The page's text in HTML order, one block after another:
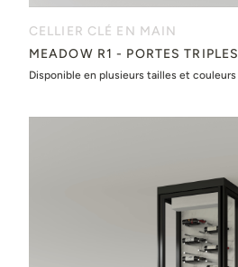
CELLIER CLÉ EN MAIN
MEADOW R1 - PORTES TRIPLES
Disponible en plusieurs tailles et couleurs